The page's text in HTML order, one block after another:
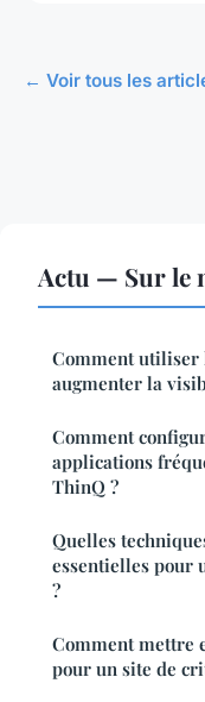
← Voir tous les
Actu — Sur le
Comment
augmenter la
Comment
applications
ThinQ ?
Quelles
essentielles pour
?
Comment mettre
pour un site de